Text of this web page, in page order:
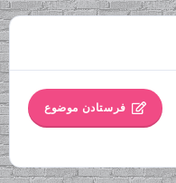
فرستادن موضوع